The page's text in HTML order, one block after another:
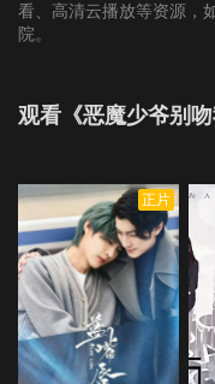
看、高清云播放等资源，
院。
观看《恶魔少爷别
正片